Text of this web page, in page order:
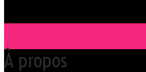
À propos